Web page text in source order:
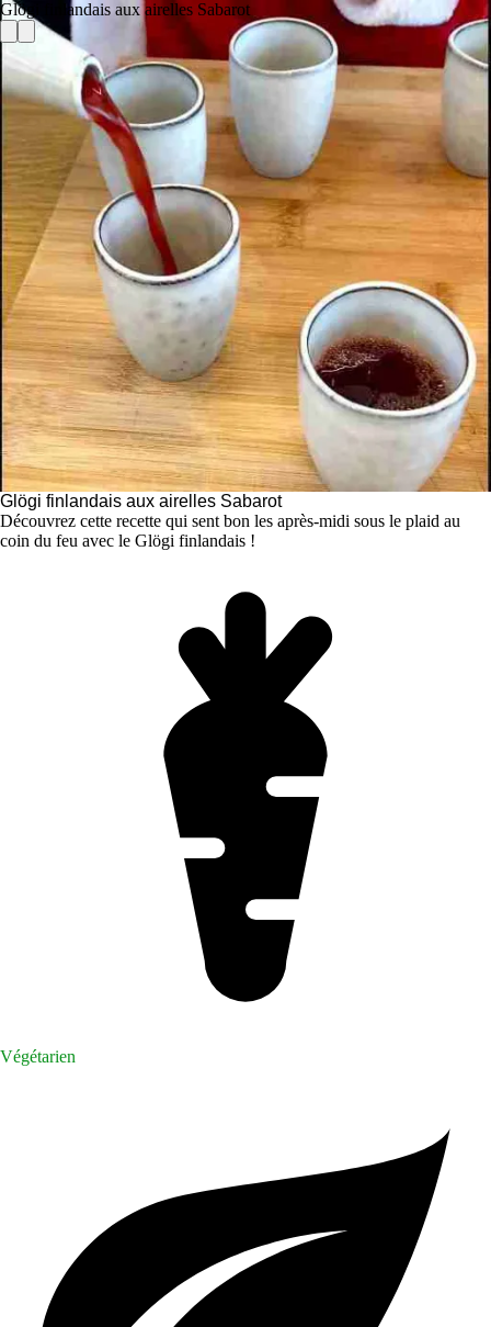
Glögi finlandais aux airelles Sabarot
Glögi finlandais aux airelles Sabarot
Découvrez cette recette qui sent bon les après-midi sous le plaid au
coin du feu avec le Glögi finlandais !
Végétarien